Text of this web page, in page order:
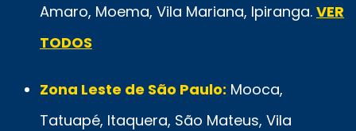
Amaro, Moema, Vila Mariana, Ipiranga. VER
TODOS
Zona Leste de São Paulo: Mooca,
Tatuapé, Itaquera, São Mateus, Vila